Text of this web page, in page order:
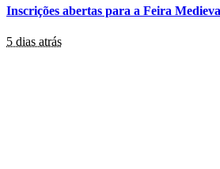
Inscrições abertas para a Feira
5 dias atrás